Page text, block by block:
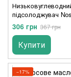
підсолоджувач
Sucralose &
носоріг
306 грн 367 грн
Купити
−17%